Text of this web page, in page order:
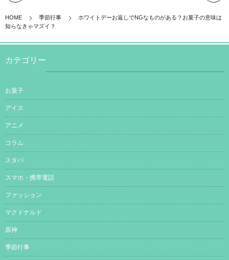
HOME 季節行事
ホワイトデーお返しでNGなものがある？お菓子の意味は
知らなきゃマズイ？
カテゴリー
お菓子
アイス
アニメ
コラム
スタバ
スマホ・携帯電話
ファッション
マクドナルド
原神
季節行事